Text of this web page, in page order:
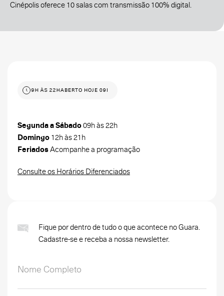
Cinépolis oferece 10 salas com transmissão 100% digital.
HOJE 09H ÀS 22HABERTO HOJE 09H ÀS 22H
Segunda a Sábado09h às 22h
Domingo 12h às 21h
FeriadosAcompanhe a programação
Consulte os Horários Diferenciados
Fique por dentro de tudo o que acontece no Guara.
Cadastre-se e receba a nossa newsletter.